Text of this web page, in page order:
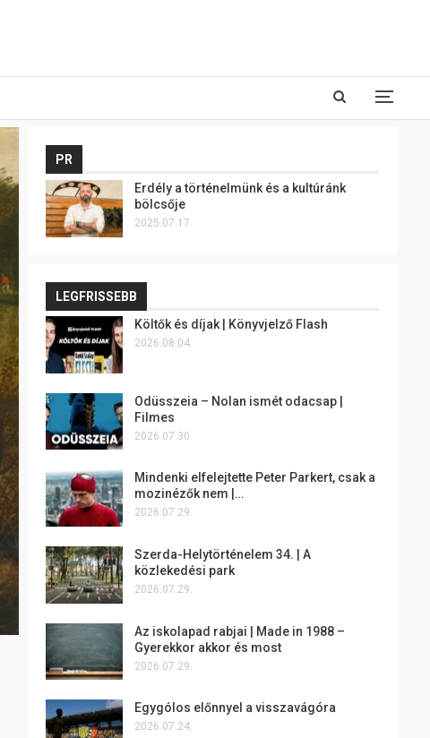
PR
Erdély a történelmünk és a kultúránk
bölcsője
2025.07.17.
LEGFRISSEBB
Költők és díjak | Könyvjelző Flash
2026.08.04.
Odüsszeia – Nolan ismét odacsap |
Filmes
2026.07.30.
Mindenki elfelejtette Peter Parkert, csak a
mozinézők nem |…
2026.07.29.
Szerda-Helytörténelem 34. | A
közlekedési park
2026.07.29.
Az iskolapad rabjai | Made in 1988 –
Gyerekkor akkor és most
2026.07.29.
Egygólos előnnyel a visszavágóra
2026.07.24.